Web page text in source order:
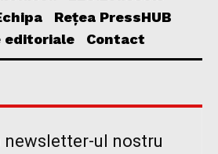
Rețea PressHUB
editoriale
Contact
newsletter-ul nostru